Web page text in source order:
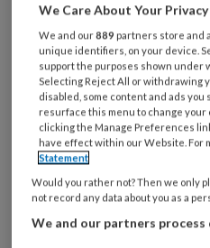
De vragenlijst werd
mailadressen van 60
voor Preventie en
(arbodienst, red.)
aangesloten zijn bij de
wetenschappelijke
Resultaten
We Care About Your Privacy
We and our889 partners store and
unique identifiers, on your device.
support the purposes shown under
Selecting Reject All or withdrawing
disabled, some content and ads you
resurface this menu to change
clicking the Manage Preferences
have effect within our Website. For
Statement
Would you rather not? Then we only
not record any data about you as a
We and our partners